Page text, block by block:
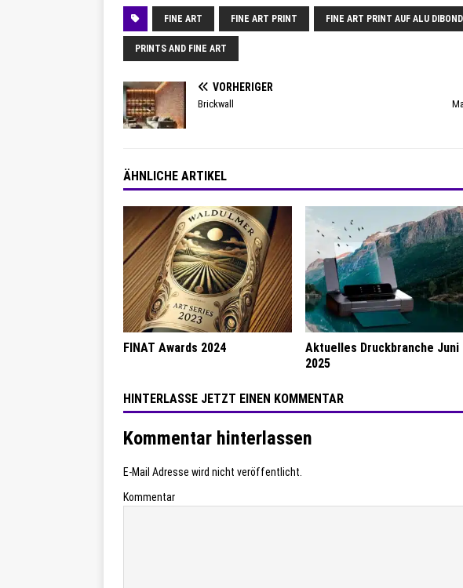
FINE ART FINE ART PRINT FINE ART PRINT AUF ALU DIBOND
PRINTS AND FINE ART
VORHERIGER
Brickwall
ÄHNLICHE ARTIKEL
FINAT Awards 2024
Aktuelles Druckbranche Juni
2025
HINTERLASSE JETZT EINEN KOMMENTAR
Kommentar hinterlassen
E-Mail Adresse wird nicht veröffentlicht.
Kommentar